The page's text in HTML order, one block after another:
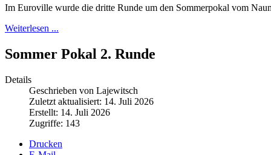
Im Euroville wurde die dritte Runde um den Sommerpokal vom
Weiterlesen ...
Sommer Pokal 2. Runde
Details
Geschrieben von Lajewitsch
Zuletzt aktualisiert: 14. Juli 2026
Erstellt: 14. Juli 2026
Zugriffe: 143
Drucken